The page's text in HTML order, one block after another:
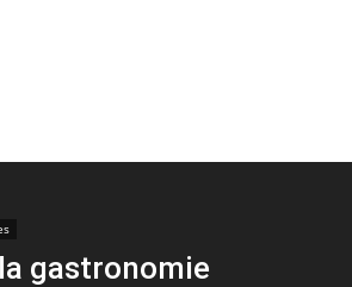
gastronomie